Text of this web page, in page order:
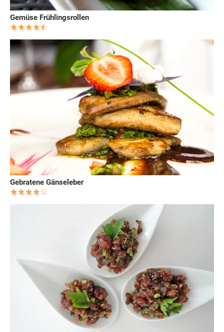
Gemüse Frühlingsrollen
Gebratene Gänseleber